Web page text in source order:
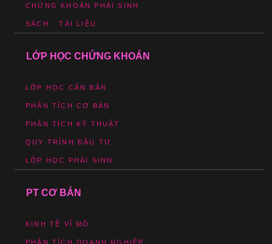
CHỨNG KHOÁN PHÁI SINH
SÁCH - TÀI LIỆU
LỚP HỌC CHỨNG KHOÁN
LỚP HỌC CĂN BẢN
PHÂN TÍCH CƠ BẢN
PHÂN TÍCH KỸ THUẬT
QUY TRÌNH ĐẦU TƯ
LỚP HỌC PHÁI SINH
PT CƠ BẢN
KINH TẾ VĨ MÔ
PHÂN TÍCH DOANH NGHIỆP